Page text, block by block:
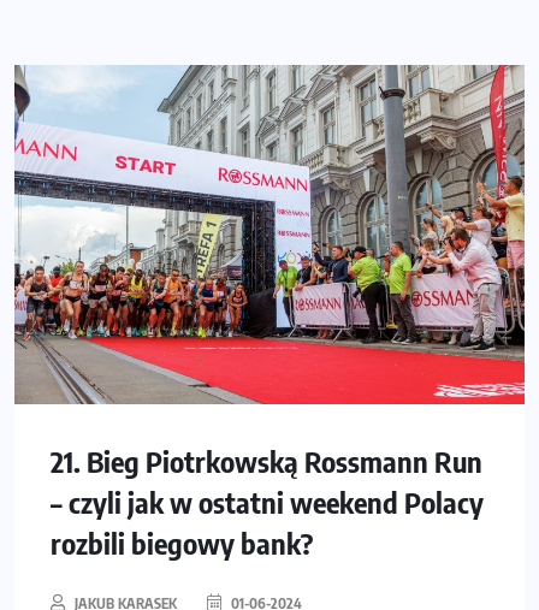
21. Bieg Piotrkowską Rossmann Run
– czyli jak w ostatni weekend Polacy
rozbili biegowy bank?
JAKUB KARASEK 01-06-2024